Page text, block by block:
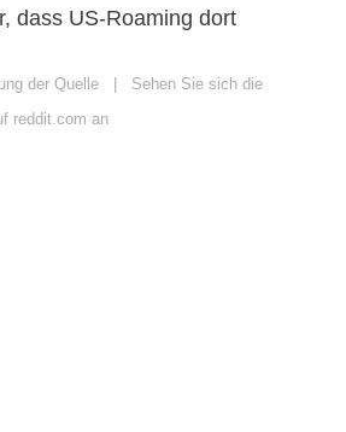
dass US-Roaming dort
der Quelle
Sehen Sie sich die
reddit.com an